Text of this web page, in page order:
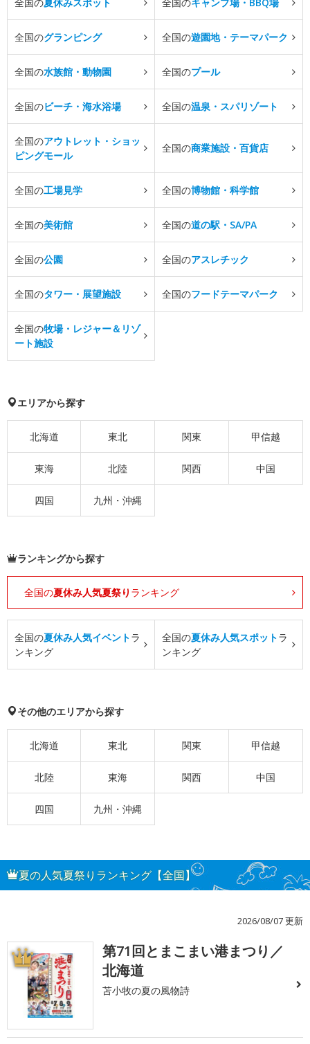
全国のグランピング 全国の遊園地・テーマパーク
全国の水族館・動物園 全国のプール
全国のビーチ・海水浴場 全国の温泉・スパリゾート
全国のアウトレット・ショッ
ピングモール
全国の商業施設・百貨店
全国の工場見学 全国の博物館・科学館
全国の美術館 全国の道の駅・SA/PA
全国の公園 全国のアスレチック
全国のタワー・展望施設 全国のフードテーマパーク
全国の牧場・レジャー＆リゾ
ート施設
エリアから探す
北海道 東北 関東 甲信越
東海 北陸 関西 中国
四国 九州・沖縄
ランキングから探す
全国の夏休み人気夏祭り ランキング
全国の夏休み人気イベントラ
ンキング
全国の夏休み人気スポットラ
ンキング
その他のエリアから探す
北海道 東北 関東 甲信越
北陸 東海 関西 中国
四国 九州・沖縄
夏の人気夏祭りランキング【全国】
2026/08/07 更新
1
第71回とまこまい港まつり／
北海道
苫小牧の夏の風物詩